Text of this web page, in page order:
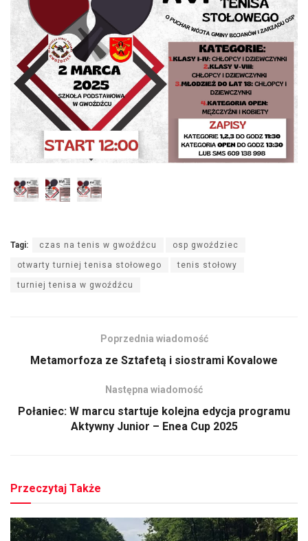
Tagi: czas na tenis w gwoźdźcu osp gwoździec
otwarty turniej tenisa stołowego tenis stołowy
turniej tenisa w gwoźdźcu
Poprzednia wiadomość
Metamorfoza ze Sztafetą i siostrami Kovalowe
Następna wiadomość
Połaniec: W marcu startuje kolejna edycja programu
Aktywny Junior – Enea Cup 2025
Przeczytaj Także